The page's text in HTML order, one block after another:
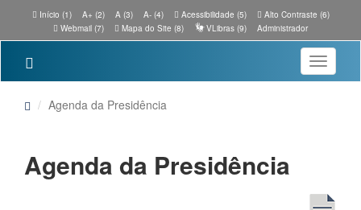
Início (1) A+ (2) A (3) A- (4) Acessibilidade (5)
Alto Contraste (6)
Webmail (7)
Mapa do Site (8) VLibras (9) Administrador
Toggle
Agenda da Presidência
Agenda da Presidência